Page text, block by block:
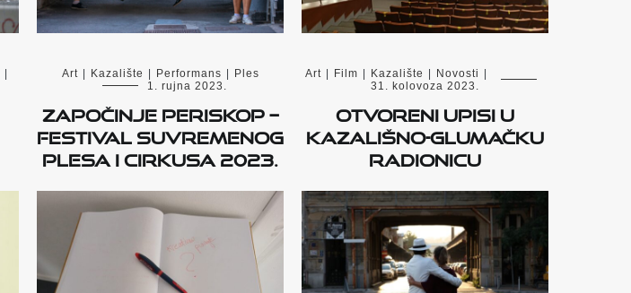
|
Art | Kazalište | Performans | Ples
1. rujna 2023.
Započinje PERISKOP –
Festival suvremenog
plesa i cirkusa 2023.
Art | Film | Kazalište | Novosti |
31. kolovoza 2023.
Otvoreni upisi u
kazališno-glumačku
radionicu